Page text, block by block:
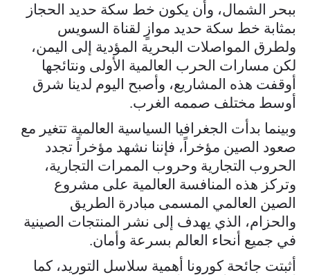
ببحر الشمال، وأن يكون خط سكة حديد الحجاز
بمثابة خط سكة حديد موازٍ لقناة السويس
ولطرق المواصلات البحرية المؤدية إلى اليمن،
لكن مسارات الحرب العالمية الأولى ونتائجها
أوقفت هذه المشاريع، وأصبح اليوم لدينا شرق
أوسط مختلف صممه الغرب.
وبينما بدأت الجغرافيا السياسية العالمية تتغير مع
صعود الصين مؤخراً، فإننا نشهد مؤخراً تجدد
الحروب التجارية وحروب الممرات التجارية،
وتركز هذه المنافسة العالمية على مشروع
الصين العالمي المسمى مبادرة الطريق
والحزام، الذي يهدف إلى نشر المنتجات الصينية
في جميع أنحاء العالم بسرعة وأمان.
أثبتت جائحة كورونا أهمية سلاسل التوريد، كما